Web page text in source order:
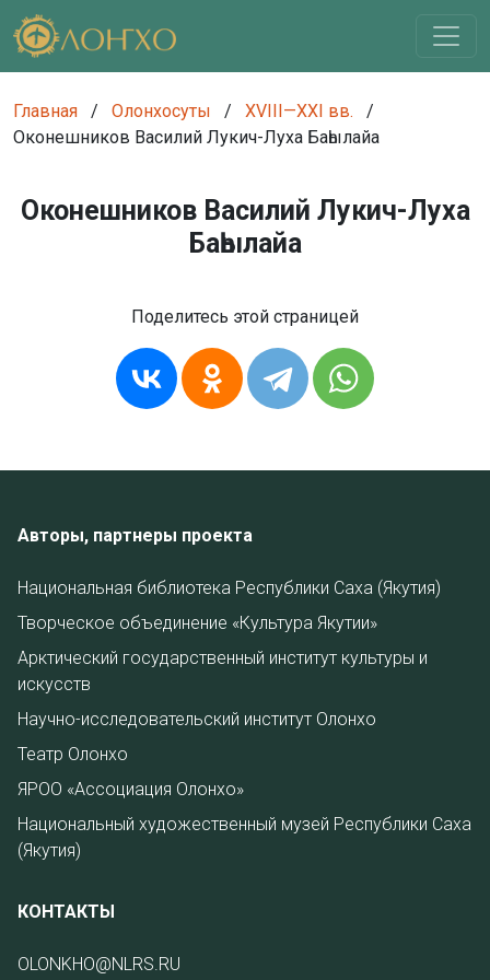
Главная / Олонхосуты / XVIII—XXI вв.
/
Оконешников Василий Лукич-Луха Баһылайа
Оконешников Василий Лукич-Луха
Баһылайа
Поделитесь этой страницей
Авторы, партнеры проекта
Национальная библиотека Республики Саха (Якутия)
Творческое объединение «Культура Якутии»
Арктический государственный институт культуры и
искусств
Научно-исследовательский институт Олонхо
Театр Олонхо
ЯРОО «Ассоциация Олонхо»
Национальный художественный музей Республики Саха
(Якутия)
КОНТАКТЫ
OLONKHO@NLRS.RU